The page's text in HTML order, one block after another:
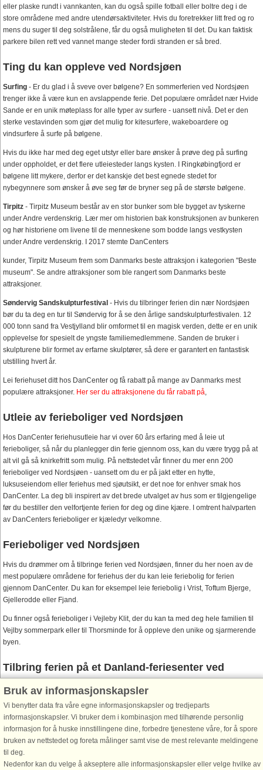
eller plaske rundt i vannkanten, kan du også spille fotball eller boltre deg i de
store områdene med andre utendørsaktiviteter. Hvis du foretrekker litt fred og ro
mens du suger til deg solstrålene, får du også muligheten til det. Du kan faktisk
parkere bilen rett ved vannet mange steder fordi stranden er så bred.
Ting du kan oppleve ved Nordsjøen
Surfing - Er du glad i å sveve over bølgene? En sommerferien ved Nordsjøen
trenger ikke å være kun en avslappende ferie. Det populære området nær Hvide
Sande er en unik møteplass for alle typer av surfere - uansett nivå. Det er den
sterke vestavinden som gjør det mulig for kitesurfere, wakeboardere og
vindsurfere å surfe på bølgene.
Hvis du ikke har med deg eget utstyr eller bare ønsker å prøve deg på surfing
under oppholdet, er det flere utleiesteder langs kysten. I Ringkøbingfjord er
bølgene litt mykere, derfor er det kanskje det best egnede stedet for
nybegynnere som ønsker å øve seg før de bryner seg på de største bølgene.
Tirpitz - Tirpitz Museum består av en stor bunker som ble bygget av tyskerne
under Andre verdenskrig. Lær mer om historien bak konstruksjonen av bunkeren
og hør historiene om livene til de menneskene som bodde langs vestkysten
under Andre verdenskrig. I 2017 stemte DanCenters
kunder, Tirpitz Museum frem som Danmarks beste attraksjon i kategorien "Beste
museum". Se andre attraksjoner som ble rangert som Danmarks beste
attraksjoner.
Søndervig Sandskulpturfestival - Hvis du tilbringer ferien din nær Nordsjøen
bør du ta deg en tur til Søndervig for å se den årlige sandskulpturfestivalen. 12
000 tonn sand fra Vestjylland blir omformet til en magisk verden, dette er en unik
opplevelse for spesielt de yngste familiemedlemmene. Sanden de bruker i
skulpturene blir formet av erfarne skulptører, så dere er garantert en fantastisk
utstilling hvert år.
Lei feriehuset ditt hos DanCenter og få rabatt på mange av Danmarks mest
populære attraksjoner. Her ser du attraksjonene du får rabatt på,
Utleie av ferieboliger ved Nordsjøen
Hos DanCenter feriehusutleie har vi over 60 års erfaring med å leie ut
ferieboliger, så når du planlegger din ferie gjennom oss, kan du være trygg på at
alt vil gå så knirkefritt som mulig. På nettstedet vår finner du mer enn 200
ferieboliger ved Nordsjøen - uansett om du er på jakt etter en hytte,
luksuseiendom eller feriehus med sjøutsikt, er det noe for enhver smak hos
DanCenter. La deg bli inspirert av det brede utvalget av hus som er tilgjengelige
før du bestiller den velfortjente ferien for deg og dine kjære. I omtrent halvparten
av DanCenters ferieboliger er kjæledyr velkomne.
Ferieboliger ved Nordsjøen
Hvis du drømmer om å tilbringe ferien ved Nordsjøen, finner du her noen av de
mest populære områdene for feriehus der du kan leie feriebolig for ferien
gjennom DanCenter. Du kan for eksempel leie feriebolig i Vrist, Toftum Bjerge,
Gjellerodde eller Fjand.
Du finner også ferieboliger i Vejleby Klit, der du kan ta med deg hele familien til
Vejlby sommerpark eller til Thorsminde for å oppleve den unike og sjarmerende
byen.
Tilbring ferien på et Danland-feriesenter ved
Nordsjøen
Du kan også besøke et av Danlands feriesentre ved Nordsjøen. I Søndervig
finner duFeriesenter Klitten, ogFeriesenter Søndervig . Nyt stranden og enorme
sanddyne så langt øyet ser og tilbring en dag på det nærliggende LEGOLAND®
eller Givskud Zoo.
Når du tilbringer ferien på feriesenteret Klitten, bor du kun 1 minutt unna
Bruk av informasjonskapsler
Vi benytter data fra våre egne informasjonskapsler og tredjeparts
informasjonskapsler. Vi bruker dem i kombinasjon med tilhørende personlig
informasjon for å huske innstillingene dine, forbedre tjenestene våre, for å spore
bruken av nettstedet og foreta målinger samt vise de mest relevante meldingene
til deg.
Nedenfor kan du velge å akseptere alle informasjonskapsler eller velge hvilke av